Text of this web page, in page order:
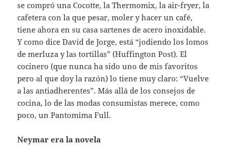
se compró una Cocotte, la Thermomix, la air-fryer, la
cafetera con la que pesar, moler y hacer un café,
tiene ahora en su casa sartenes de acero inoxidable.
Y como dice David de Jorge, está “jodiendo los lomos
de merluza y las tortillas” (Huffington Post). El
cocinero (que nunca ha sido uno de mis favoritos
pero al que doy la razón) lo tiene muy claro: “Vuelve
a las antiadherentes”. Más allá de los consejos de
cocina, lo de las modas consumistas merece, como
poco, un Pantomima Full.
Neymar era la novela